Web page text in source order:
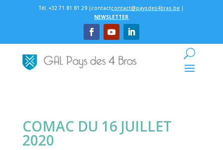
Tél. +32 71 81 81 29 |contactcontact@paysdes4bras.be |
NEWSLETTER
COMAC DU 16 JUILLET
2020